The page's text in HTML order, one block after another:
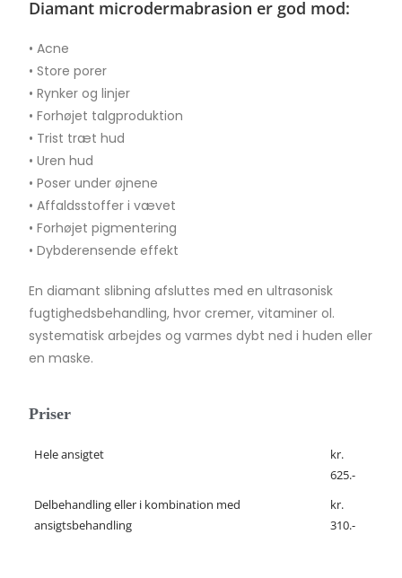
Diamant microdermabrasion er god mod:
• Acne
• Store porer
• Rynker og linjer
• Forhøjet talgproduktion
• Trist træt hud
• Uren hud
• Poser under øjnene
• Affaldsstoffer i vævet
• Forhøjet pigmentering
• Dybderensende effekt
En diamant slibning afsluttes med en ultrasonisk
fugtighedsbehandling, hvor cremer, vitaminer ol.
systematisk arbejdes og varmes dybt ned i huden eller
en maske.
Priser
Hele ansigtet
kr.
625.-
Delbehandling eller i kombination med
ansigtsbehandling
kr.
310.-